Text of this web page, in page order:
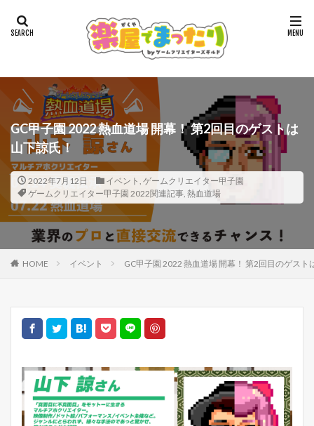
GC甲子園 2022 熱血道場 開幕！ 第2回目のゲストは
山下諒氏！
2022年7月12日 イベント , ゲームクリエイター甲子園
ゲームクリエイター甲子園 2022関連記事, 熱血道場
HOME イベント GC甲子園 2022 熱血道場 開幕！ 第2回目のゲスト